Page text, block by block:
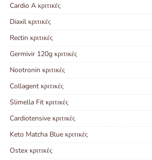
Cardio A κριτικές
Diaxil κριτικές
Rectin κριτικές
Germivir 120g κριτικές
Nootronin κριτικές
Collagent κριτικές
Slimella Fit κριτικές
Cardiotensive κριτικές
Keto Matcha Blue κριτικές
Ostex κριτικές